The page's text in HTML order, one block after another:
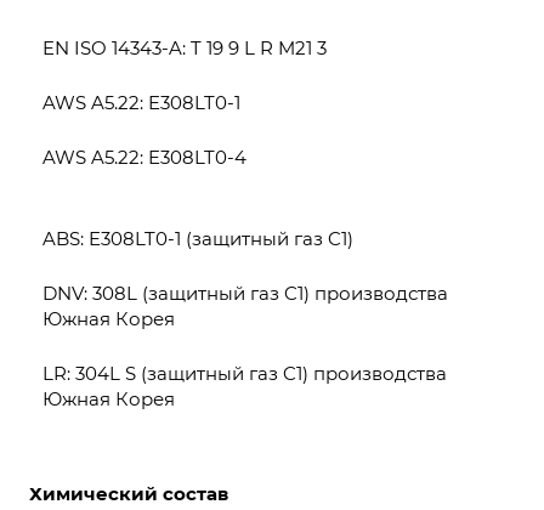
EN ISO 14343-A: T 19 9 L R M21 3
AWS A5.22: E308LT0-1
AWS A5.22: E308LT0-4
ABS: E308LT0-1 (защитный газ C1)
DNV: 308L (защитный газ C1) производства
Южная Корея
LR: 304L S (защитный газ C1) производства
Южная Корея
Химический состав